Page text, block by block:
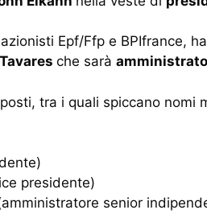
Epf/Ffp e BPIfrance,
che sarà
tra i quali spiccano nomi
presidente)
senior